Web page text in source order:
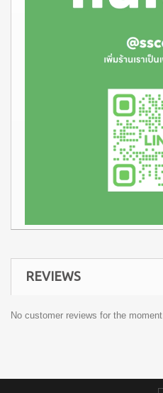
REVIEWS
No customer reviews for the moment.